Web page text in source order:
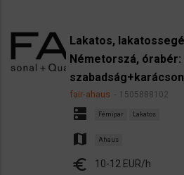
Lakatos,
Németorszá, órabér:
fair-ahaus 1505888102
dns Fémipar Lakatos
map Ahaus
euro 10-12 EUR/h